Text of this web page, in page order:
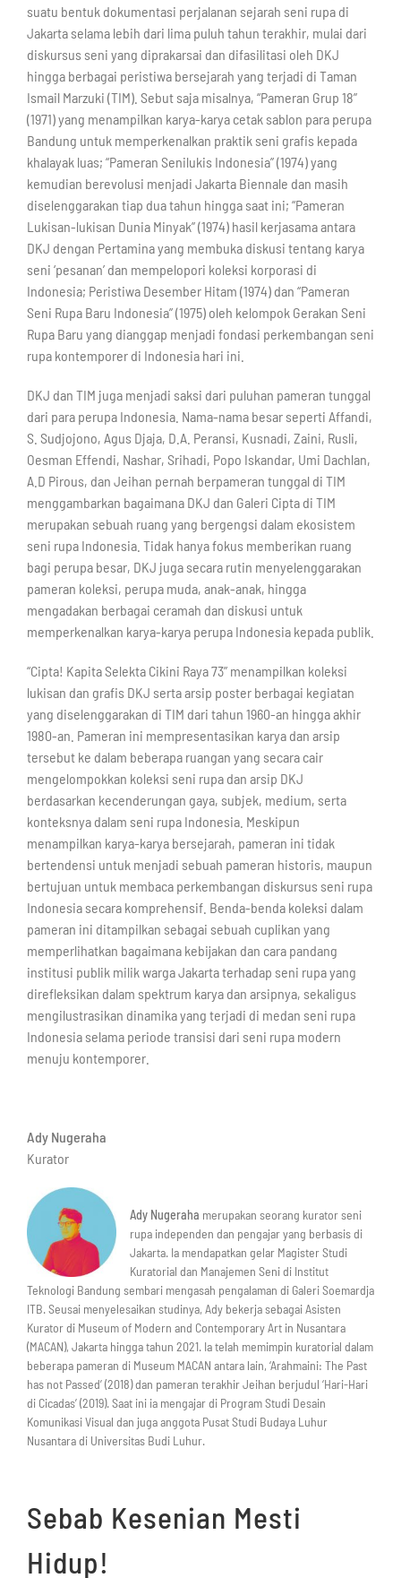
suatu bentuk dokumentasi perjalanan sejarah seni rupa di
Jakarta selama lebih dari lima puluh tahun terakhir, mulai dari
diskursus seni yang diprakarsai dan difasilitasi oleh DKJ
hingga berbagai peristiwa bersejarah yang terjadi di Taman
Ismail Marzuki (TIM). Sebut saja misalnya, “Pameran Grup 18”
(1971) yang menampilkan karya-karya cetak sablon para perupa
Bandung untuk memperkenalkan praktik seni grafis kepada
khalayak luas; “Pameran Senilukis Indonesia” (1974) yang
kemudian berevolusi menjadi Jakarta Biennale dan masih
diselenggarakan tiap dua tahun hingga saat ini; “Pameran
Lukisan-lukisan Dunia Minyak” (1974) hasil kerjasama antara
DKJ dengan Pertamina yang membuka diskusi tentang karya
seni ‘pesanan’ dan mempelopori koleksi korporasi di
Indonesia; Peristiwa Desember Hitam (1974) dan “Pameran
Seni Rupa Baru Indonesia” (1975) oleh kelompok Gerakan Seni
Rupa Baru yang dianggap menjadi fondasi perkembangan seni
rupa kontemporer di Indonesia hari ini.
DKJ dan TIM juga menjadi saksi dari puluhan pameran tunggal
dari para perupa Indonesia. Nama-nama besar seperti Affandi,
S. Sudjojono, Agus Djaja, D.A. Peransi, Kusnadi, Zaini, Rusli,
Oesman Effendi, Nashar, Srihadi, Popo Iskandar, Umi Dachlan,
A.D Pirous, dan Jeihan pernah berpameran tunggal di TIM
menggambarkan bagaimana DKJ dan Galeri Cipta di TIM
merupakan sebuah ruang yang bergengsi dalam ekosistem
seni rupa Indonesia. Tidak hanya fokus memberikan ruang
bagi perupa besar, DKJ juga secara rutin menyelenggarakan
pameran koleksi, perupa muda, anak-anak, hingga
mengadakan berbagai ceramah dan diskusi untuk
memperkenalkan karya-karya perupa Indonesia kepada publik.
“Cipta! Kapita Selekta Cikini Raya 73” menampilkan koleksi
lukisan dan grafis DKJ serta arsip poster berbagai kegiatan
yang diselenggarakan di TIM dari tahun 1960-an hingga akhir
1980-an. Pameran ini mempresentasikan karya dan arsip
tersebut ke dalam beberapa ruangan yang secara cair
mengelompokkan koleksi seni rupa dan arsip DKJ
berdasarkan kecenderungan gaya, subjek, medium, serta
konteksnya dalam seni rupa Indonesia. Meskipun
menampilkan karya-karya bersejarah, pameran ini tidak
bertendensi untuk menjadi sebuah pameran historis, maupun
bertujuan untuk membaca perkembangan diskursus seni rupa
Indonesia secara komprehensif. Benda-benda koleksi dalam
pameran ini ditampilkan sebagai sebuah cuplikan yang
memperlihatkan bagaimana kebijakan dan cara pandang
institusi publik milik warga Jakarta terhadap seni rupa yang
direfleksikan dalam spektrum karya dan arsipnya, sekaligus
mengilustrasikan dinamika yang terjadi di medan seni rupa
Indonesia selama periode transisi dari seni rupa modern
menuju kontemporer.
Ady Nugeraha
Kurator
Ady Nugeraha merupakan seorang kurator seni
rupa independen dan pengajar yang berbasis di
Jakarta. Ia mendapatkan gelar Magister Studi
Kuratorial dan Manajemen Seni di Institut
Teknologi Bandung sembari mengasah pengalaman di Galeri Soemardja
ITB. Seusai menyelesaikan studinya, Ady bekerja sebagai Asisten
Kurator di Museum of Modern and Contemporary Art in Nusantara
(MACAN), Jakarta hingga tahun 2021. Ia telah memimpin kuratorial dalam
beberapa pameran di Museum MACAN antara lain, ‘Arahmaini: The Past
has not Passed’ (2018) dan pameran terakhir Jeihan berjudul ‘Hari-Hari
di Cicadas’ (2019). Saat ini ia mengajar di Program Studi Desain
Komunikasi Visual dan juga anggota Pusat Studi Budaya Luhur
Nusantara di Universitas Budi Luhur.
Sebab Kesenian Mesti
Hidup!